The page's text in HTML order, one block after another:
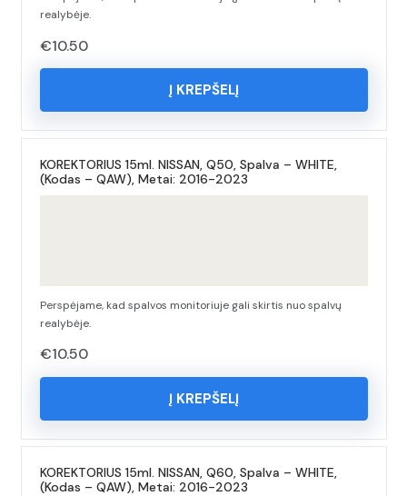
realybėje.
€10.50
Į KREPŠELĮ
KOREKTORIUS 15ml. NISSAN, Q50, Spalva – WHITE,
(Kodas – QAW), Metai: 2016-2023
Perspėjame, kad spalvos monitoriuje gali skirtis nuo spalvų
realybėje.
€10.50
Į KREPŠELĮ
KOREKTORIUS 15ml. NISSAN, Q60, Spalva – WHITE,
(Kodas – QAW), Metai: 2016-2023